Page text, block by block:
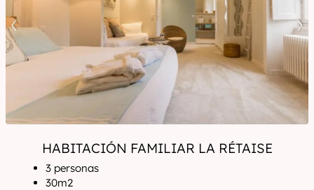
HABITACIÓN FAMILIAR LA RÉTAISE
3 personas
30m2